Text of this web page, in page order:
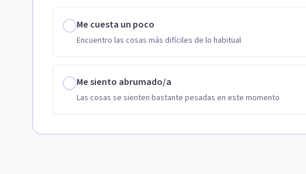
Me cuesta un poco
Encuentro las cosas más difíciles de lo habitual
Me siento abrumado/a
Las cosas se sienten bastante pesadas en este momento